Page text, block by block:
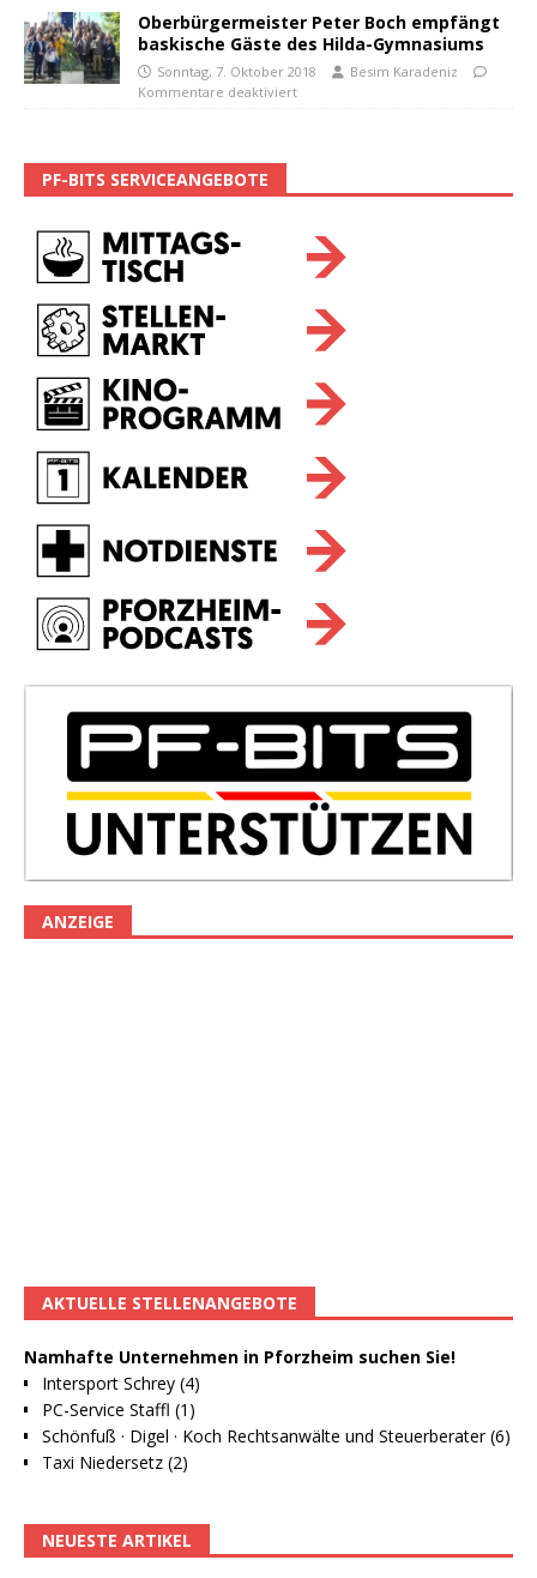
Oberbürgermeister Peter Boch empfängt
baskische Gäste des Hilda-Gymnasiums
Sonntag, 7. Oktober 2018
Besim Karadeniz
Kommentare deaktiviert
PF-BITS SERVICEANGEBOTE
ANZEIGE
AKTUELLE STELLENANGEBOTE
Namhafte Unternehmen in Pforzheim suchen Sie!
Intersport Schrey (4)
PC-Service Staffl (1)
Schönfuß · Digel · Koch Rechtsanwälte und Steuerberater (6)
Taxi Niedersetz (2)
NEUESTE ARTIKEL